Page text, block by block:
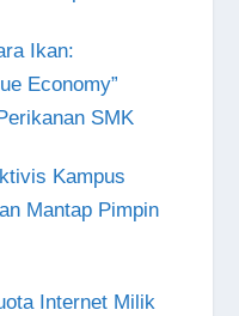
Ikan:
Economy”
SMK
Kampus
Mantap Pimpin
Internet Milik